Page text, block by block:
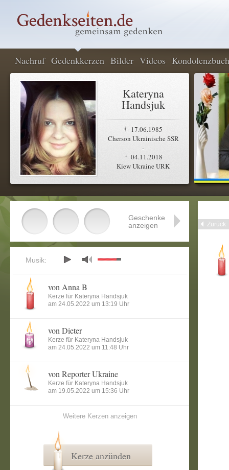
Nachruf Gedenkkerzen Bilder Videos Kondolenzbuch
Kateryna
Handsjuk
17.06.1985
Cherson Ukrainische SSR
-
04.11.2018
Kiew Ukraine URK
Zurück
Geschenke
anzeigen
Musik:
von Anna B
Kerze für Kateryna Handsjuk
am 24.05.2022 um 13:19 Uhr
von Dieter
Kerze für Kateryna Handsjuk
am 24.05.2022 um 11:48 Uhr
von Reporter Ukraine
Kerze für Kateryna Handsjuk
am 19.05.2022 um 15:36 Uhr
Weitere Kerzen anzeigen
Kerze anzünden